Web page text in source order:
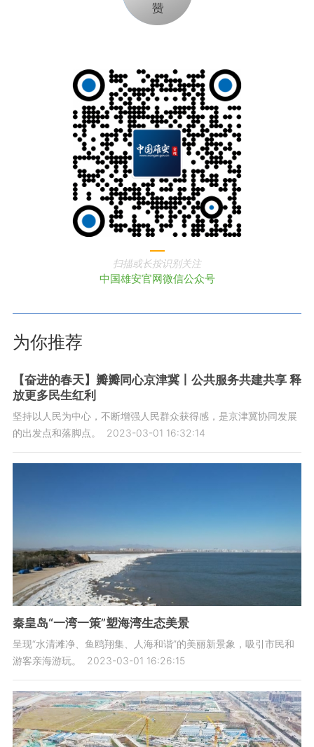
扫描或长按识别关注
中国雄安官网微信公众号
为你推荐
【奋进的春天】瓣瓣同心京津冀丨公共服务共建共享 释
放更多民生红利
坚持以人民为中心，不断增强人民群众获得感，是京津冀协同发展
的出发点和落脚点。
2023-03-01 16:32:14
秦皇岛“一湾一策”塑海湾生态美景
呈现“水清滩净、鱼鸥翔集、人海和谐”的美丽新景象，吸引市民和
游客亲海游玩。
2023-03-01 16:26:15